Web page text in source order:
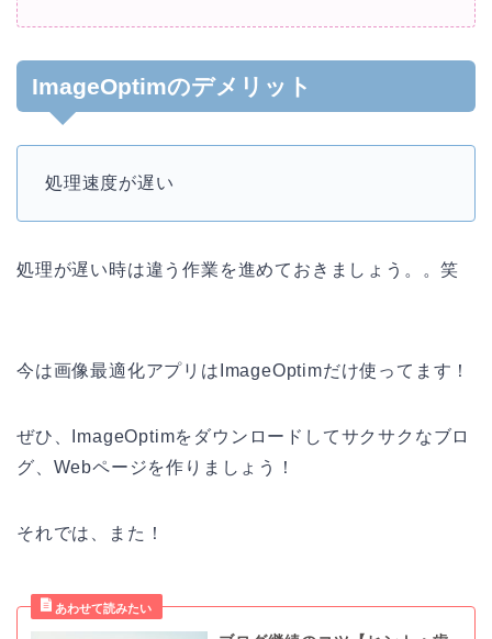
ImageOptimのデメリット
処理速度が遅い
処理が遅い時は違う作業を進めておきましょう。。笑
今は画像最適化アプリはImageOptimだけ使ってます！
ぜひ、ImageOptimをダウンロードしてサクサクなブロ
グ、Webページを作りましょう！
それでは、また！